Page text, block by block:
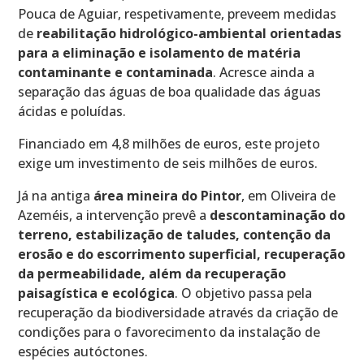
Pouca de Aguiar, respetivamente, preveem medidas
de reabilitação hidrológico-ambiental orientadas
para a eliminação e isolamento de matéria
contaminante e contaminada. Acresce ainda a
separação das águas de boa qualidade das águas
ácidas e poluídas.
Financiado em 4,8 milhões de euros, este projeto
exige um investimento de seis milhões de euros.
Já na antiga área mineira do Pintor, em Oliveira de
Azeméis, a intervenção prevê a descontaminação do
terreno, estabilização de taludes, contenção da
erosão e do escorrimento superficial, recuperação
da permeabilidade, além da recuperação
paisagística e ecológica. O objetivo passa pela
recuperação da biodiversidade através da criação de
condições para o favorecimento da instalação de
espécies autóctones.